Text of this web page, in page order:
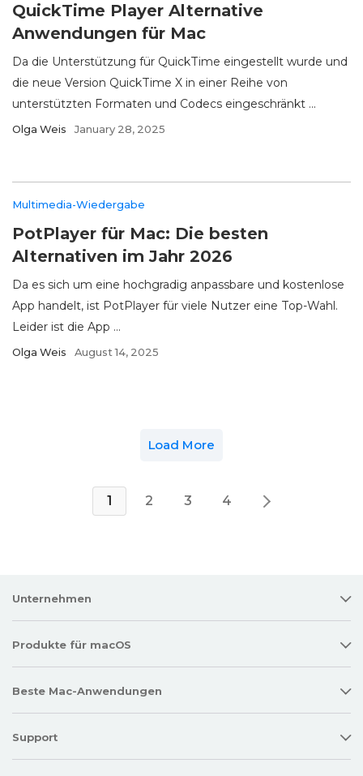
QuickTime Player Alternative
Anwendungen für Mac
Da die Unterstützung für QuickTime eingestellt wurde und
die neue Version QuickTime X in einer Reihe von
unterstützten Formaten und Codecs eingeschränkt ...
Olga Weis January 28, 2025
Multimedia-Wiedergabe
PotPlayer für Mac: Die besten
Alternativen im Jahr 2026
Da es sich um eine hochgradig anpassbare und kostenlose
App handelt, ist PotPlayer für viele Nutzer eine Top-Wahl.
Leider ist die App ...
Olga Weis August 14, 2025
Load More
1 2 3 4
Unternehmen
Produkte für macOS
Beste Mac-Anwendungen
Support